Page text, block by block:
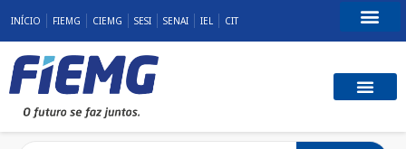
INÍCIO FIEMG CIEMG SESI SENAI IEL CIT